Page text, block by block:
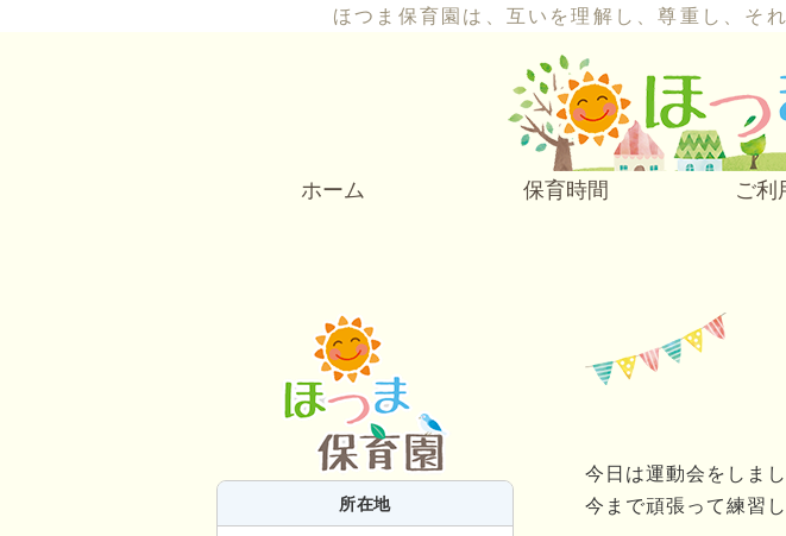
ほつま保育園は、互いを理解し、尊重し、そ
ホーム 保育時間 ご利
今日は運動会をしまし
今まで頑張って練習
所在地